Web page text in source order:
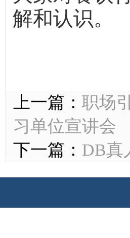
解和认识。
上一篇： 职场
习单位宣讲会
下一篇： DB真